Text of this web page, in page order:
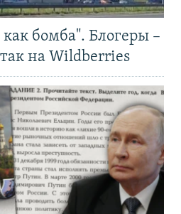
бомба". Блогеры –
на Wildberries